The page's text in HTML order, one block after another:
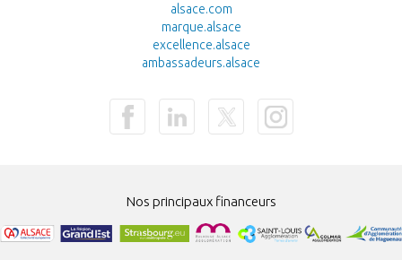
alsace.com
marque.alsace
excellence.alsace
ambassadeurs.alsace
Nos principaux financeurs
Image